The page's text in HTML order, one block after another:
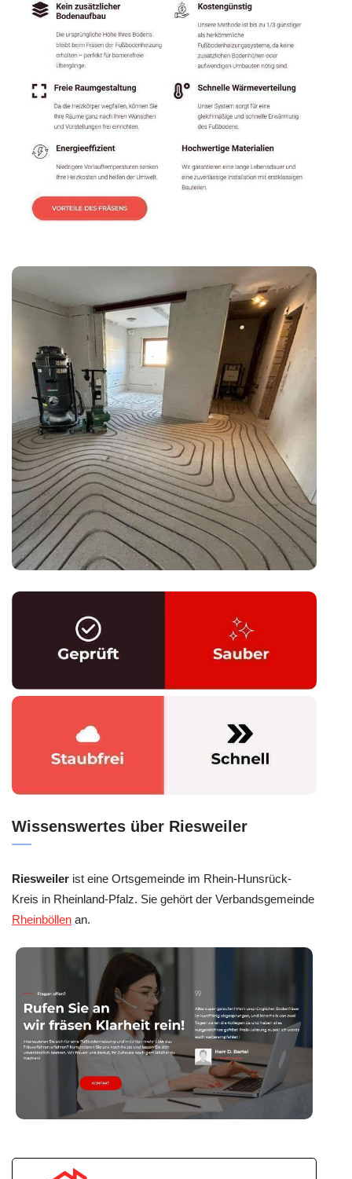
Wissenswertes über Riesweiler
Riesweiler ist eine Ortsgemeinde im Rhein-Hunsrück-
Kreis in Rheinland-Pfalz. Sie gehört der Verbandsgemeinde
Rheinböllen an.